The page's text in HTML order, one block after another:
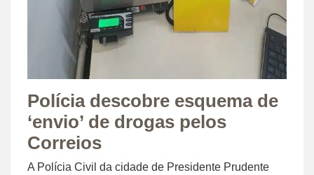
Polícia descobre esquema de
‘envio’ de drogas pelos
Correios
A Polícia Civil da cidade de Presidente Prudente